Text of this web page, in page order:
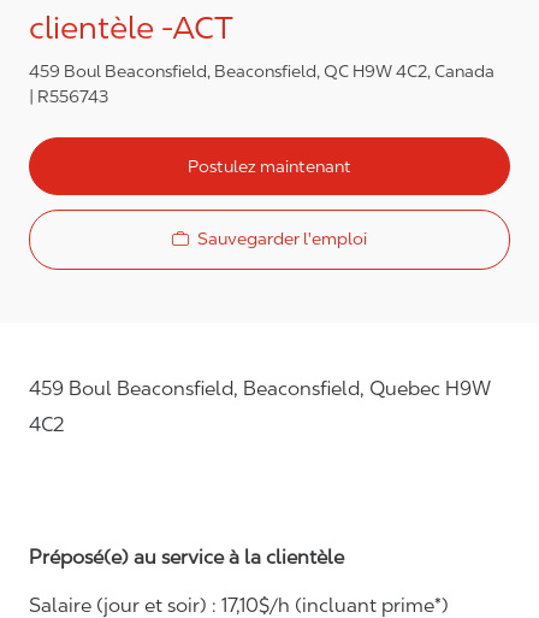
clientèle -ACT
459 Boul Beaconsfield, Beaconsfield, QC H9W 4C2, Canada
R556743
Postulez maintenant
Sauvegarder l'emploi
459 Boul Beaconsfield, Beaconsfield, Quebec H9W
4C2
Préposé(e) au service à la clientèle
Salaire (jour et soir) : 17,10$/h (incluant prime*)